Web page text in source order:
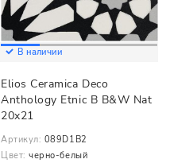
В наличии
Elios Ceramica Deco
Anthology Etnic B B&W Nat
20x21
Артикул: 089D1B2
Цвет: черно-белый